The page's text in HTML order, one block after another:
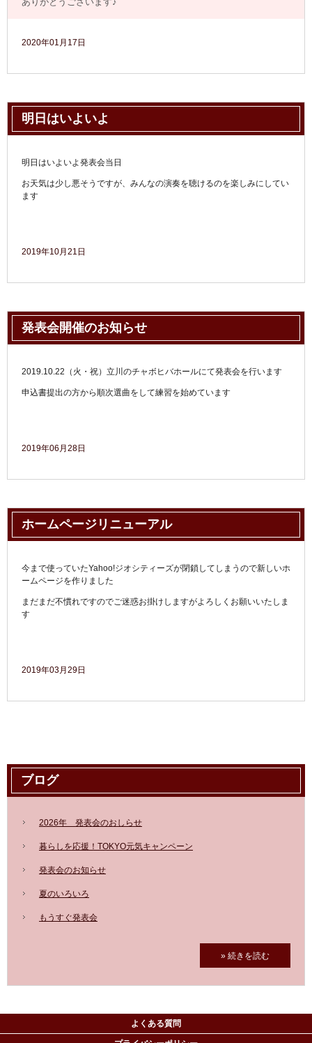
2020年01月17日
明日はいよいよ
明日はいよいよ発表会当日
お天気は少し悪そうですが、みんなの演奏を聴けるのを楽しみにしてい
ます
2019年10月21日
発表会開催のお知らせ
2019.10.22（火・祝）立川のチャボヒバホールにて発表会を行います
申込書提出の方から順次選曲をして練習を始めています
2019年06月28日
ホームページリニューアル
今まで使っていたYahoo!ジオシティーズが閉鎖してしまうので新しいホ
ームページを作りました
まだまだ不慣れですのでご迷惑お掛けしますがよろしくお願いいたしま
す
2019年03月29日
ブログ
2026年 発表会のおしらせ
暮らしを応援！TOKYO元気キャンペーン
発表会のお知らせ
夏のいろいろ
もうすぐ発表会
» 続きを読む
よくある質問